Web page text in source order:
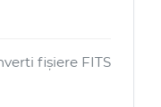
fișiere FITS